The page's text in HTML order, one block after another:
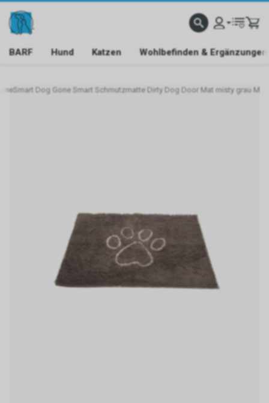
BARF Hund Katzen Wohlbefinden & Ergänzungen
Dog Gone Smart Schmutzmatte Dirty Dog Door Mat misty grau M